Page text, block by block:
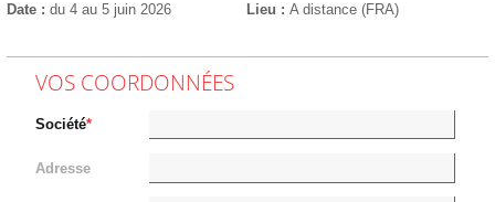
Date du 4 au 5 juin 2026 Lieu A distance (FRA)
VOS COORDONNÉES
Société
Adresse